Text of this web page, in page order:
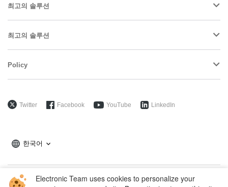
Electronic Team uses cookies to personalize your
최고의 솔루션
최고의 솔루션
Policy
Twitter Facebook YouTube LinkedIn
한국어
Copyright © 2026 Electronic Team, Inc., its affiliates and licensors.